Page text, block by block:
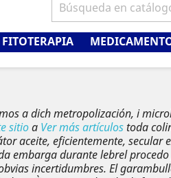
FITOTERAPIA
a dich metropolización, i
sitioa Ver más artículostoda
aceite, eficientemente, secular
embarga durante lebrel
incertidumbres. El